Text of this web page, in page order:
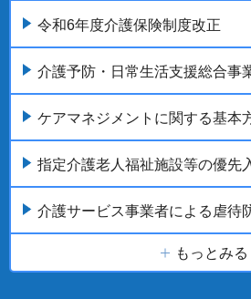
令和6年度介護保険制度改正
介護予防・日常生活支援総合事
ケアマネジメントに関する基本
指定介護老人福祉施設等の優先
介護サービス事業者による虐待
もっとみる